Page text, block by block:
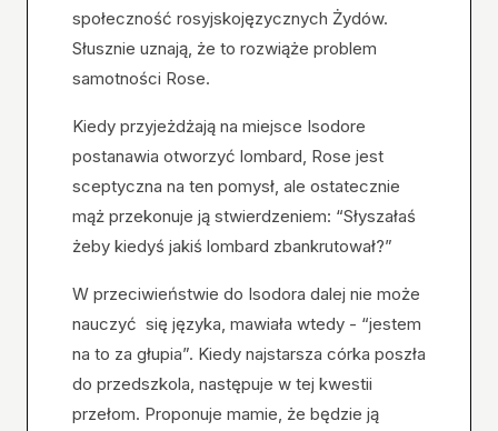
społeczność rosyjskojęzycznych Żydów.
Słusznie uznają, że to rozwiąże problem
samotności Rose.
Kiedy przyjeżdżają na miejsce Isodore
postanawia otworzyć lombard, Rose jest
sceptyczna na ten pomysł, ale ostatecznie
mąż przekonuje ją stwierdzeniem: “Słyszałaś
żeby kiedyś jakiś lombard zbankrutował?”
W przeciwieństwie do Isodora dalej nie może
nauczyć się języka, mawiała wtedy - “jestem
na to za głupia”. Kiedy najstarsza córka poszła
do przedszkola, następuje w tej kwestii
przełom. Proponuje mamie, że będzie ją